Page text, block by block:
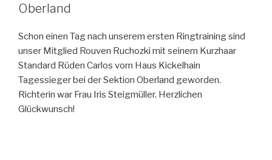
Oberland
Schon einen Tag nach unserem ersten Ringtraining sind
unser Mitglied Rouven Ruchozki mit seinem Kurzhaar
Standard Rüden Carlos vom Haus Kickelhain
Tagessieger bei der Sektion Oberland geworden.
Richterin war Frau Iris Steigmüller. Herzlichen
Glückwunsch!